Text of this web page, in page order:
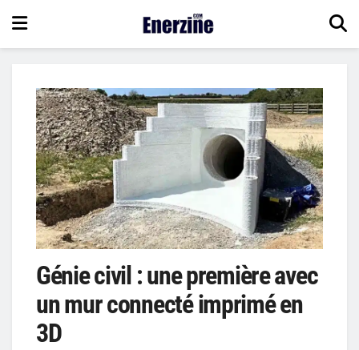
Génie civil : une première avec
un mur connecté imprimé en
3D